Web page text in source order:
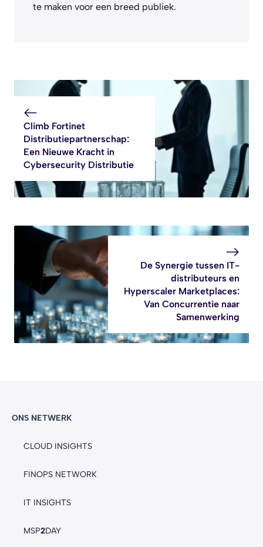
te maken voor een breed publiek.
Climb Fortinet
Distributiepartnerschap:
Een Nieuwe Kracht in
Cybersecurity Distributie
De Synergie tussen IT-
distributeurs en
Hyperscaler Marketplaces:
Van Concurrentie naar
Samenwerking
ONS NETWERK
CLOUD INSIGHTS
FINOPS NETWORK
IT INSIGHTS
MSP2DAY